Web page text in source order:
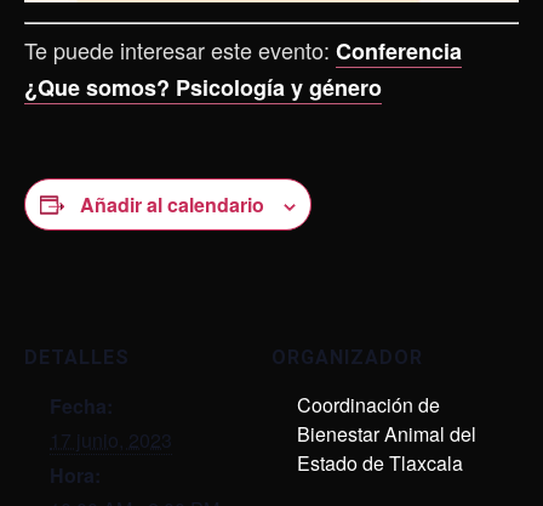
Te puede interesar este evento: Conferencia
¿Que somos? Psicología y género
Añadir al calendario
DETALLES
Fecha:
17 junio, 2023
Hora:
ORGANIZADOR
Coordinación de
Bienestar Animal del
Estado de Tlaxcala